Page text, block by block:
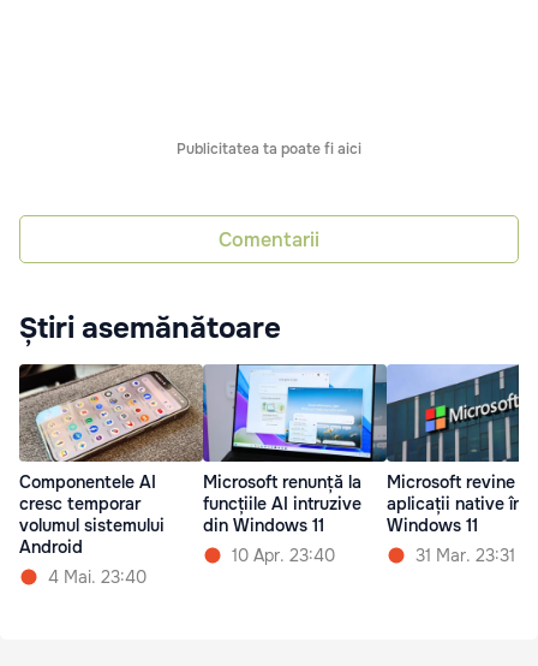
Publicitatea ta poate fi aici
Comentarii
Știri asemănătoare
Componentele AI
cresc temporar
volumul sistemului
Android
4 Mai. 23:40
Microsoft renunță la
funcțiile AI intruzive
din Windows 11
10 Apr. 23:40
Microsoft revine la
aplicații native în
Windows 11
31 Mar. 23:31